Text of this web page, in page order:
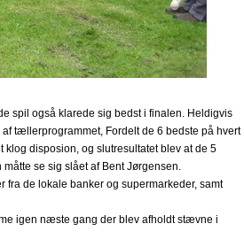
spil også klarede sig bedst i finalen. Heldigvis
tællerprogrammet, Fordelt de 6 bedste på hvert
disposion, og slutresultatet blev at de 5
se sig slået af Bent Jørgensen.
de lokale banker og supermarkeder, samt
igen næste gang der blev afholdt stævne i